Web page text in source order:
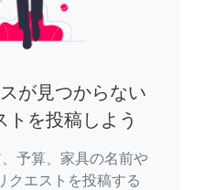
が見つからない
トを投稿しよう
予算、家具の名前や
クエストを投稿する